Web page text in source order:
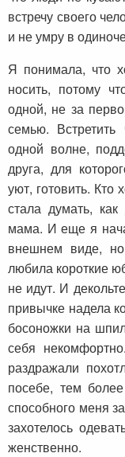
встречу своего
и не умру в
Я понимала, что
носить, потому
одной, не за
семью.
одной волне,
друга, для
уют, готовить. Кто
стала думать,
мама. И еще я
внешнем виде,
любила короткие
не идут. И
привычке надела
босоножки на
себя
раздражали
посебе, тем
способного меня
захотелось
женственно.